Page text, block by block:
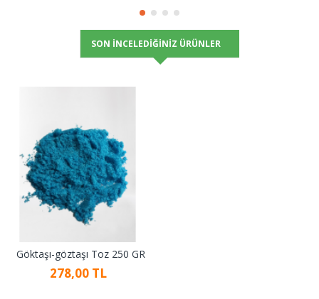
SON İNCELEDIĞINIZ ÜRÜNLER
Göktaşı-göztaşı Toz 250 GR
278,00 TL